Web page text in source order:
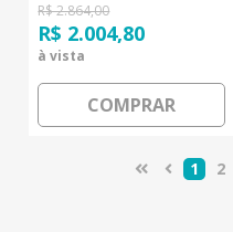
R$ 2.864,00
R$ 2.004,80
à vista
COMPRAR
1 2